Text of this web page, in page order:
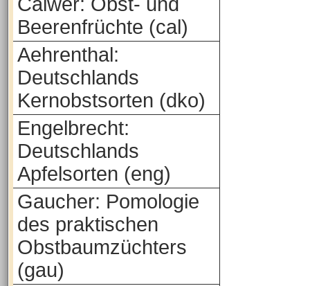
Beerenfrüchte (cal)
Aehrenthal:
Deutschlands
Kernobstsorten (dko)
Engelbrecht:
Deutschlands
Apfelsorten (eng)
Gaucher: Pomologie
des praktischen
Obstbaumzüchters
(gau)